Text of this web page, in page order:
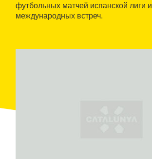
футбольных матчей испанской лиги и
международных встреч.